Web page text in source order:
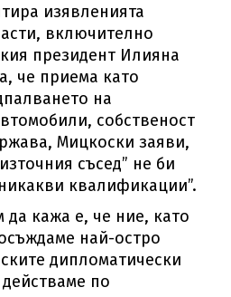
изявленията
включително
президент Илияна
че приема като
на
собственост
Мицкоски заяви,
съсед” не би
квалификации”.
да кажа е, че ние, като
най-остро
дипломатически
по